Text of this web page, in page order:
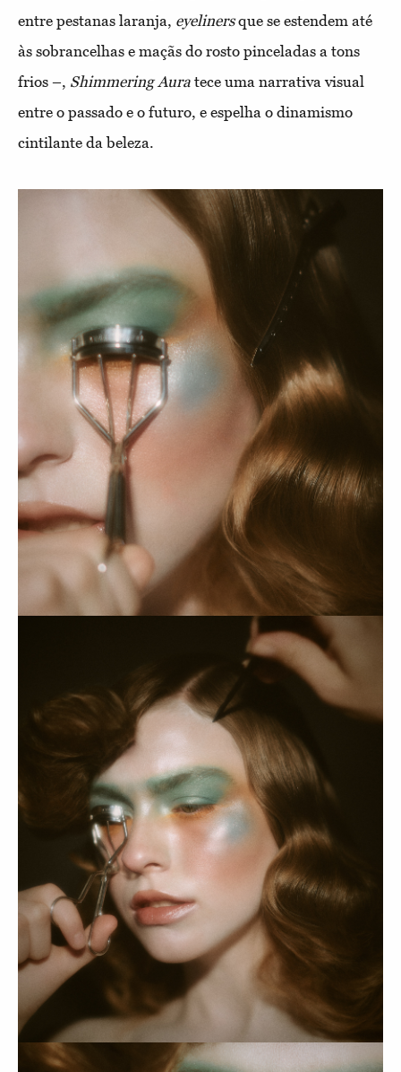
entre pestanas laranja, eyelinersque se estendem até
às sobrancelhas e maçãs do rosto pinceladas a tons
frios –, Shimmering Aura tece uma narrativa visual
entre o passado e o futuro, e espelha o dinamismo
cintilante da beleza.